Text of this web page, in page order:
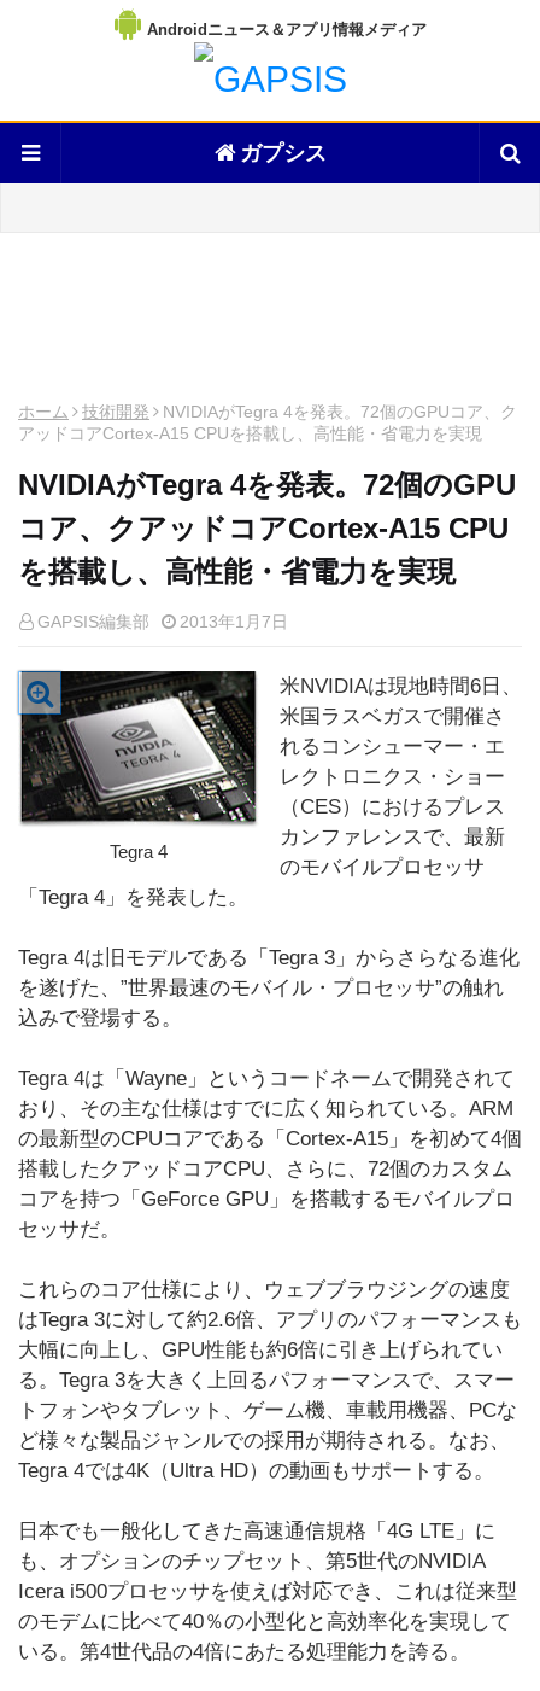
Androidニュース＆アプリ情報メディア
ガプシス
ホーム 技術開発
NVIDIAがTegra 4を発表。72個のGPUコア、ク
アッドコアCortex-A15 CPUを搭載し、高性能・省電力を実現
NVIDIAがTegra 4を発表。72個のGPU
コア、クアッドコアCortex-A15 CPU
を搭載し、高性能・省電力を実現
GAPSIS編集部 2013年1月7日
Tegra 4
米NVIDIAは現地時間6日、
米国ラスベガスで開催さ
れるコンシューマー・エ
レクトロニクス・ショー
（CES）におけるプレス
カンファレンスで、最新
のモバイルプロセッサ
「Tegra 4」を発表した。
Tegra 4は旧モデルである「Tegra 3」からさらなる進化
を遂げた、”世界最速のモバイル・プロセッサ”の触れ
込みで登場する。
Tegra 4は「Wayne」というコードネームで開発されて
おり、その主な仕様はすでに広く知られている。ARM
の最新型のCPUコアである「Cortex-A15」を初めて4個
搭載したクアッドコアCPU、さらに、72個のカスタム
コアを持つ「GeForce GPU」を搭載するモバイルプロ
セッサだ。
これらのコア仕様により、ウェブブラウジングの速度
はTegra 3に対して約2.6倍、アプリのパフォーマンスも
大幅に向上し、GPU性能も約6倍に引き上げられてい
る。Tegra 3を大きく上回るパフォーマンスで、スマー
トフォンやタブレット、ゲーム機、車載用機器、PCな
ど様々な製品ジャンルでの採用が期待される。なお、
Tegra 4では4K（Ultra HD）の動画もサポートする。
日本でも一般化してきた高速通信規格「4G LTE」に
も、オプションのチップセット、第5世代のNVIDIA
Icera i500プロセッサを使えば対応でき、これは従来型
のモデムに比べて40％の小型化と高効率化を実現して
いる。第4世代品の4倍にあたる処理能力を誇る。